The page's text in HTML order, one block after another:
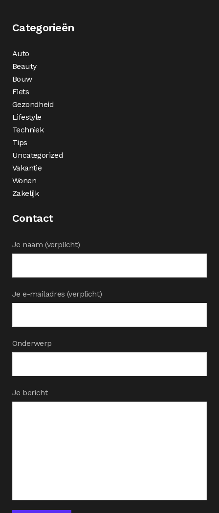
Categorieën
Auto
Beauty
Bouw
Fiets
Gezondheid
Lifestyle
Techniek
Tips
Uncategorized
Vakantie
Wonen
Zakelijk
Contact
Je naam (verplicht)
Je e-mailadres (verplicht)
Onderwerp
Je bericht